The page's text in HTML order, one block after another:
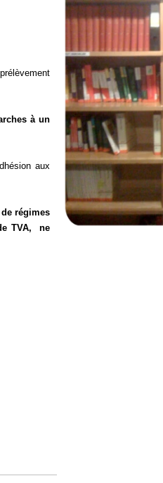
à un
aux
régimes
TVA, ne